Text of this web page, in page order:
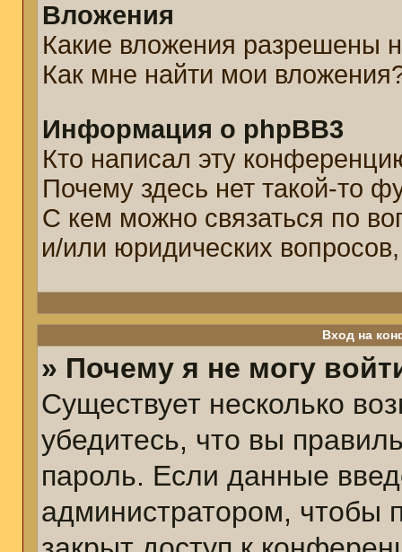
Вложения
Какие вложения разрешены
Как мне найти мои
Информация о phpBB3
Кто написал эту
Почему здесь нет такой-то
С кем можно связаться по
и/или юридических
Вход на
» Почему я не могу
Существует несколько
убедитесь, что вы
пароль. Если данные
администратором, чтобы